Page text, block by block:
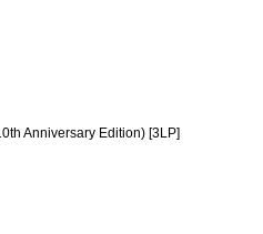
Anniversary Edition) [3LP]